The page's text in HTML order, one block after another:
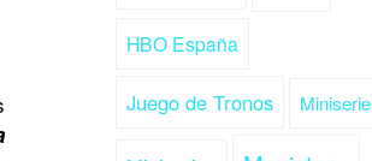
HBO España
Juego de Tronos Miniserie